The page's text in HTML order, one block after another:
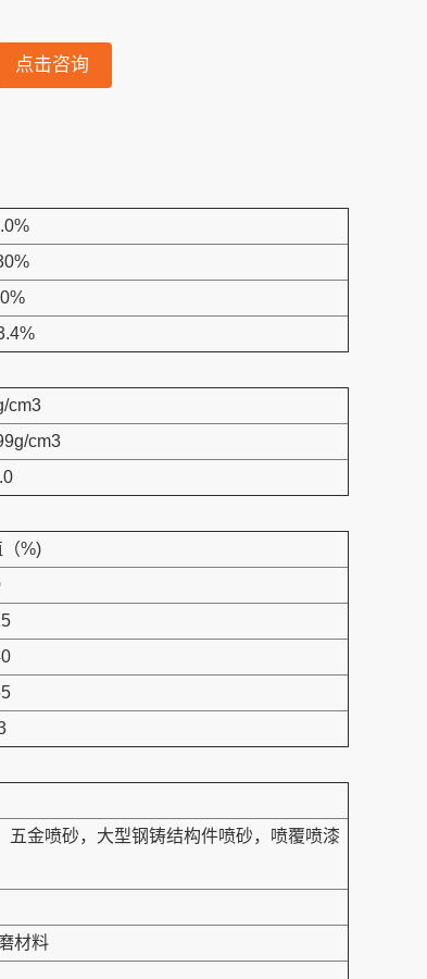
点击咨询
cm3
cm3
%)
金喷砂，大型钢铸结构件喷砂，喷覆喷漆
材料